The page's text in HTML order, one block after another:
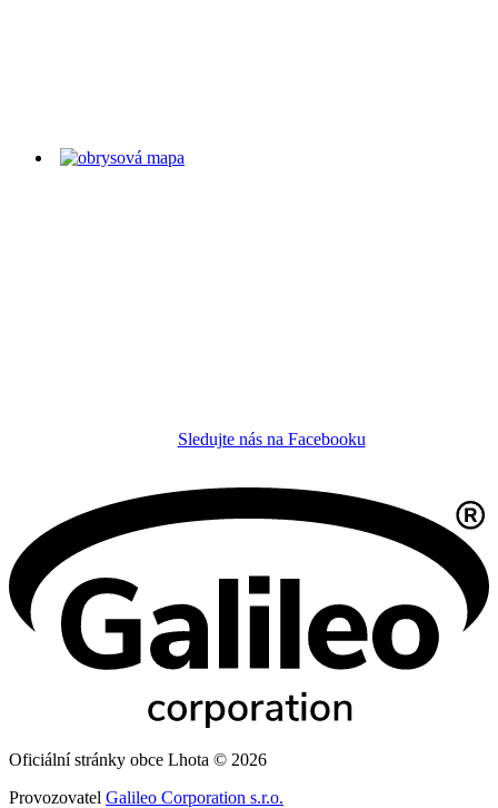
Sledujte nás na Facebooku
Oficiální stránky obce Lhota © 2026
Provozovatel Galileo Corporation s.r.o.